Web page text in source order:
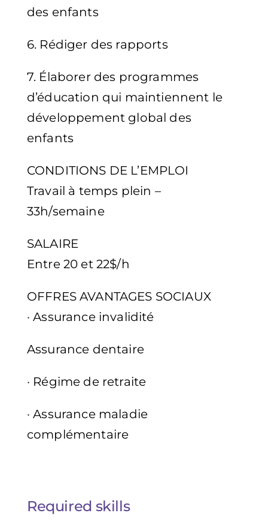
des enfants
6. Rédiger des rapports
7. Élaborer des programmes
d’éducation qui maintiennent le
développement global des
enfants
CONDITIONS DE L’EMPLOI
Travail à temps plein –
33h/semaine
SALAIRE
Entre 20 et 22$/h
OFFRES AVANTAGES SOCIAUX
· Assurance invalidité
Assurance dentaire
· Régime de retraite
· Assurance maladie
complémentaire
Required skills